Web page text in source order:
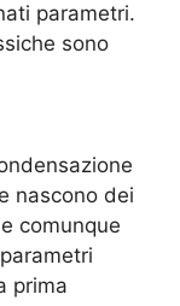
parametri.
sono
nascono dei
comunque
prima